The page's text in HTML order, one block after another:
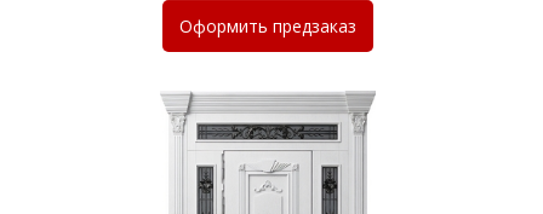
Оформить предзаказ